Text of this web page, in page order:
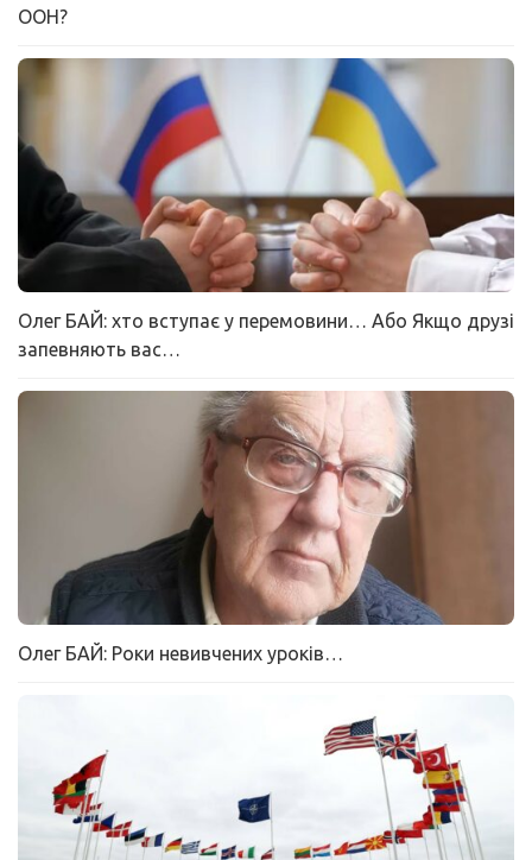
ООН?
Олег БАЙ: хто вступає у перемовини… Або Якщо друзі
запевняють вас…
Олег БАЙ: Роки невивчених уроків…